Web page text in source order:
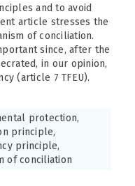
and to avoid
article stresses the
of conciliation.
since, after the
in our opinion,
(article 7 TFEU).
protection,
principle,
principle,
of conciliation